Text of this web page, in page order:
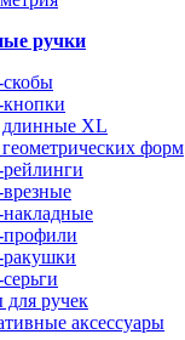
ручки
длинные XL
форм
ручек
аксессуары